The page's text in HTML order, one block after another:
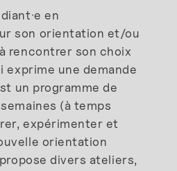
en
son orientation et/ou
rencontrer son choix
exprime une demande
un programme de
(à temps
expérimenter et
orientation
divers ateliers,